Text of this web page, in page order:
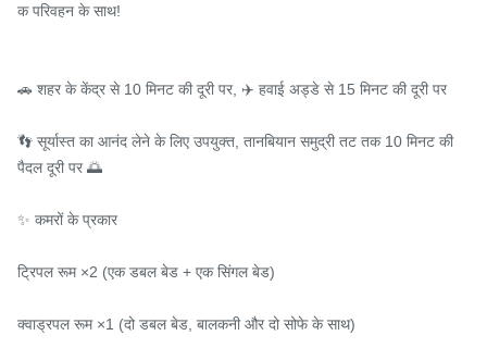
क परिवहन के साथ!
🚗 शहर के केंद्र से 10 मिनट की दूरी पर, ✈️ हवाई अड्डे से 15 मिनट की दूरी पर
👣 सूर्यास्त का आनंद लेने के लिए उपयुक्त, तानबियान समुद्री तट तक 10 मिनट की
पैदल दूरी पर 🌅
✨ कमरों के प्रकार
ट्रिपल रूम ×2 (एक डबल बेड + एक सिंगल बेड)
क्वाड्रपल रूम ×1 (दो डबल बेड, बालकनी और दो सोफे के साथ)